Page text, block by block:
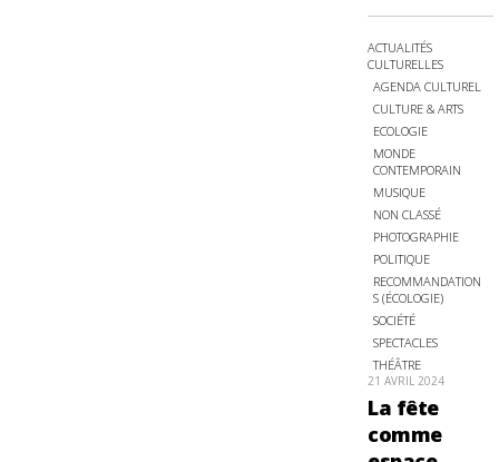
ACTUALITÉS
CULTURELLES
AGENDA CULTUREL
CULTURE & ARTS
ECOLOGIE
MONDE
CONTEMPORAIN
MUSIQUE
NON CLASSÉ
PHOTOGRAPHIE
POLITIQUE
RECOMMANDATION
S (ÉCOLOGIE)
SOCIÉTÉ
SPECTACLES
THÉÂTRE
21 AVRIL 2024
La fête
comme